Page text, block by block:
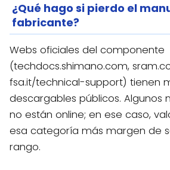
¿Qué hago si pierdo el
fabricante?
Webs oficiales del componente
(techdocs.shimano.com,
fsa.it/technical-support) tienen
descargables públicos. Algunos
no están online; en ese caso,
esa categoría más margen de
rango.